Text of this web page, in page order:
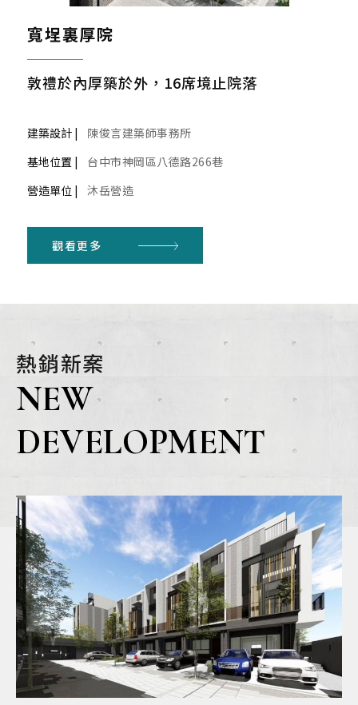
寬埕裏厚院
敦禮於內厚築於外，16席境止院落
建築設計 |
陳俊言建築師事務所
基地位置 |
台中市神岡區八德路266巷
營造單位 |
沐岳營造
觀看更多
熱銷新案
NEW
DEVELOPMENT